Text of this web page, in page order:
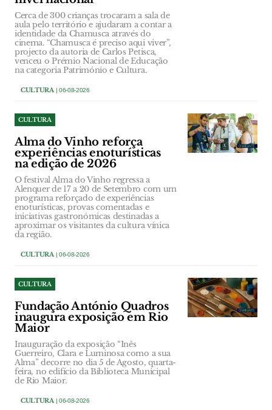
Cerca de 300 crianças trocaram a sala de
aula pelo território e ajudaram a contar a
identidade da Chamusca através do
cinema. “Chamusca é preciso aqui viver”,
projecto da autoria de Carlos Petisca,
venceu o Prémio Nacional de Educação
na categoria Património e Cultura.
CULTURA| 06-08-2026
CULTURA
Alma do Vinho reforça
experiências enoturísticas
na edição de 2026
O festival Alma do Vinho regressa a
Alenquer de 17 a 20 de Setembro com um
programa reforçado de experiências
enoturísticas, provas comentadas e
iniciativas gastronómicas destinadas a
aproximar os visitantes da cultura vínica
da região.
CULTURA| 06-08-2026
CULTURA
Fundação António Quadros
inaugura exposição em Rio
Maior
Inauguração da exposição “Inês
Guerreiro, Clara e Luminosa como a sua
Alma” decorre no dia 5 de Agosto, quarta-
feira, no edifício da Biblioteca Municipal
de Rio Maior.
CULTURA| 06-08-2026